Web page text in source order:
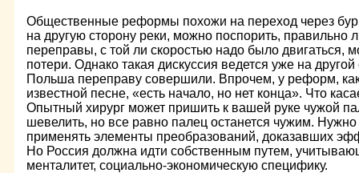
Общественные реформы похожи на переход через
на другую сторону реки, можно поспорить, правильно
переправы, с той ли скоростью надо было двигаться,
потери. Однако такая дискуссия ведется уже на
Польша переправу совершили. Впрочем, у реформ,
известной песне, «есть начало, но нет конца». Что
Опытный хирург может пришить к вашей руке чужой
шевелить, но все равно палец останется чужим. Нужно
применять элементы преобразований, доказавших
Но Россия должна идти собственным путем,
менталитет, социально-экономическую специфику.